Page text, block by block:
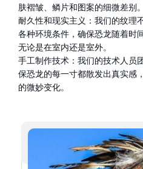
肤褶皱、鳞片和图案的细微差别。
耐久性和现实主义：我们的纹理
各种环境条件，确保恐龙随着时
无论是在室内还是室外。
手工制作技术：我们的技术人员
保恐龙的每一寸都散发出真实感
的微妙变化。